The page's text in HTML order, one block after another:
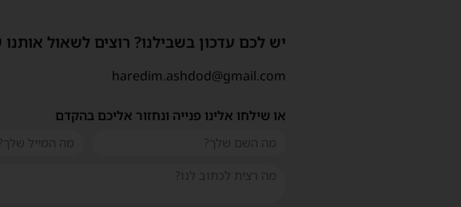
יש לכם עדכון בשבילנו? רוצים לשאול
haredim.ashdod@gmail.com
או שילחו אלינו פנייה ונחזור אליכם בהקדם